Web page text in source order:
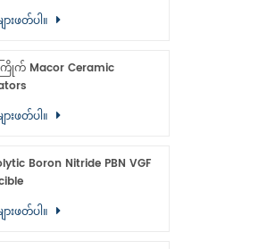
ျားဖတ်ပါ။
က် Macor Ceramic
ျားဖတ်ပါ။
Boron Nitride PBN VGF
ျားဖတ်ပါ။